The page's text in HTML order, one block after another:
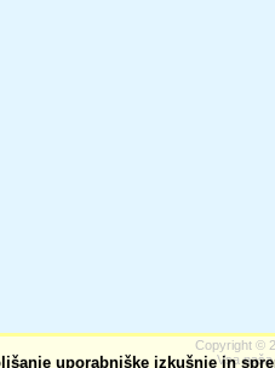
Copyright ©
Vsa naša
uporabniške izkušnje in